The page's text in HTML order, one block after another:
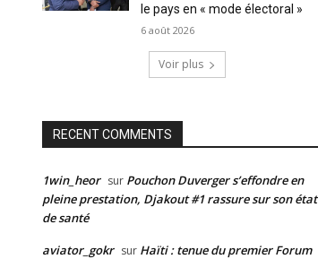
le pays en « mode électoral »
6 août 2026
Voir plus
RECENT COMMENTS
1win_heor sur Pouchon Duverger s’effondre en
pleine prestation, Djakout #1 rassure sur son état
de santé
aviator_gokr sur Haïti : tenue du premier Forum